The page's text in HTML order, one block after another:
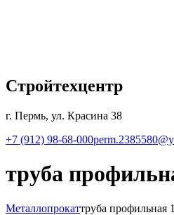
Стройтехцентр
г. Пермь, ул. Красина 38
+7 (912) 98-68-000
труба
Металлопрокаттруба профильная